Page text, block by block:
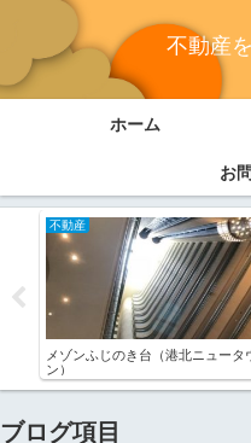
不動産
ホーム
お
不動産
メゾンふじのき台（港北ニュータ
ン）
ブログ項目